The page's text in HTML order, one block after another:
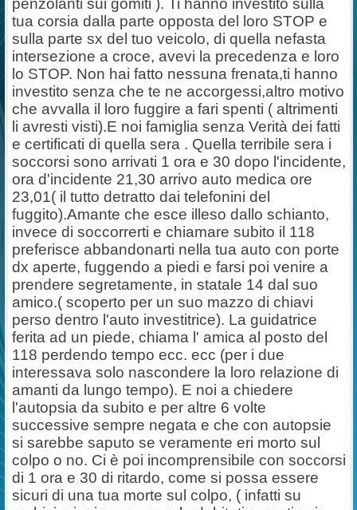
penzolanti sui gomiti ). Ti hanno investito sulla
tua corsia dalla parte opposta del loro STOP e
sulla parte sx del tuo veicolo, di quella nefasta
intersezione a croce, avevi la precedenza e loro
lo STOP. Non hai fatto nessuna frenata,ti hanno
investito senza che te ne accorgessi,altro motivo
che avvalla il loro fuggire a fari spenti ( altrimenti
li avresti visti).E noi famiglia senza Verità dei fatti
e certificati di quella sera . Quella terribile sera i
soccorsi sono arrivati 1 ora e 30 dopo l'incidente,
ora d'incidente 21,30 arrivo auto medica ore
23,01( il tutto detratto dai telefonini del
fuggito).Amante che esce illeso dallo schianto,
invece di soccorrerti e chiamare subito il 118
preferisce abbandonarti nella tua auto con porte
dx aperte, fuggendo a piedi e farsi poi venire a
prendere segretamente, in statale 14 dal suo
amico.( scoperto per un suo mazzo di chiavi
perso dentro l'auto investitrice). La guidatrice
ferita ad un piede, chiama l' amica al posto del
118 perdendo tempo ecc. ecc (per i due
interessava solo nascondere la loro relazione di
amanti da lungo tempo). E noi a chiedere
l'autopsia da subito e per altre 6 volte
successive sempre negata e che con autopsie
si sarebbe saputo se veramente eri morto sul
colpo o no. Ci è poi incomprensibile con soccorsi
di 1 ora e 30 di ritardo, come si possa essere
sicuri di una tua morte sul colpo, ( infatti su